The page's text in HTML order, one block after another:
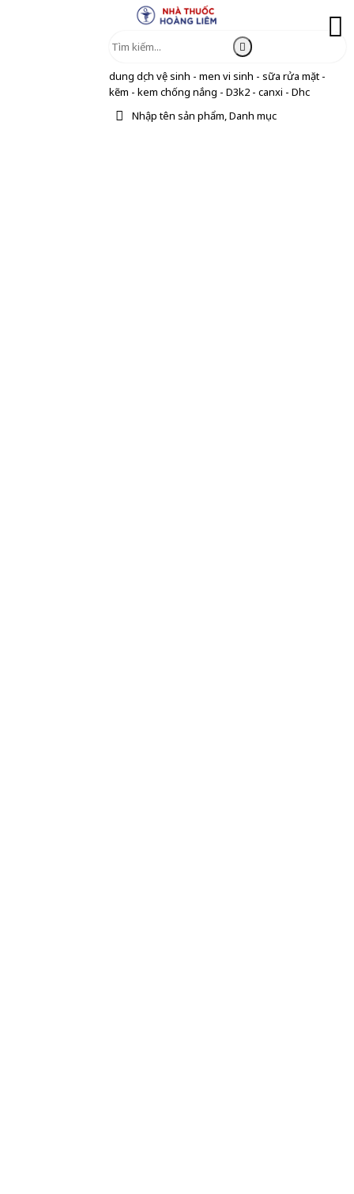
dung dịch vệ sinh - men vi sinh - sữa rửa mặt -
kẽm - kem chống nắng - D3k2 - canxi - Dhc
Nhập tên sản phẩm, Danh mục